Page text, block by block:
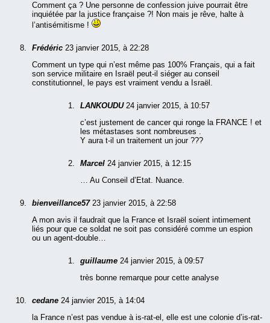
Comment ça ? Une personne de confession juive pourrait être
inquiétée par la justice française ?! Non mais je rêve, halte à
l’antisémitisme !
Frédéric 23 janvier 2015, à 22:28
Comment un type qui n’est même pas 100% Français, qui a fait
son service militaire en Israël peut-il siéger au conseil
constitutionnel, le pays est vraiment vendu a Israël.
LANKOUDU 24 janvier 2015, à 10:57
c’est justement de cancer qui ronge la FRANCE ! et
les métastases sont nombreuses .
Y aura t-il un traitement un jour ???
Marcel 24 janvier 2015, à 12:15
… Au Conseil d’Etat. Nuance.
bienveillance57 23 janvier 2015, à 22:58
A mon avis il faudrait que la France et Israël soient intimement
liés pour que ce soldat ne soit pas considéré comme un espion
ou un agent-double…
guillaume 24 janvier 2015, à 09:57
très bonne remarque pour cette analyse
cedane 24 janvier 2015, à 14:04
la France n’est pas vendue à is-rat-el, elle est une colonie d’is-rat-